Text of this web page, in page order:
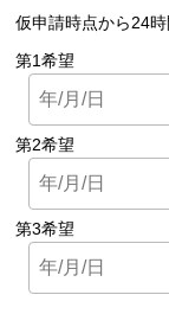
仮申請時点から24
第1希望
第2希望
第3希望